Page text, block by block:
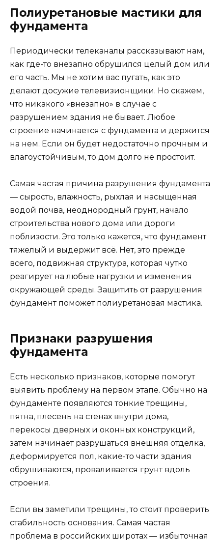
Полиуретановые мастики для
фундамента
Периодически телеканалы рассказывают нам,
как где-то внезапно обрушился целый дом или
его часть. Мы не хотим вас пугать, как это
делают досужие телевизионщики. Но скажем,
что никакого «внезапно» в случае с
разрушением здания не бывает. Любое
строение начинается с фундамента и держится
на нем. Если он будет недостаточно прочным и
влагоустойчивым, то дом долго не простоит.
Самая частая причина разрушения фундамента
— сырость, влажность, рыхлая и насыщенная
водой почва, неоднородный грунт, начало
строительства нового дома или дороги
поблизости. Это только кажется, что фундамент
тяжелый и выдержит всё. Нет, это прежде
всего, подвижная структура, которая чутко
реагирует на любые нагрузки и изменения
окружающей среды. Защитить от разрушения
фундамент поможет полиуретановая мастика.
Признаки разрушения
фундамента
Есть несколько признаков, которые помогут
выявить проблему на первом этапе. Обычно на
фундаменте появляются тонкие трещины,
пятна, плесень на стенах внутри дома,
перекосы дверных и оконных конструкций,
затем начинает разрушаться внешняя отделка,
деформируется пол, какие-то части здания
обрушиваются, проваливается грунт вдоль
строения.
Если вы заметили трещины, то стоит проверить
стабильность основания. Самая частая
проблема в российских широтах — избыточная